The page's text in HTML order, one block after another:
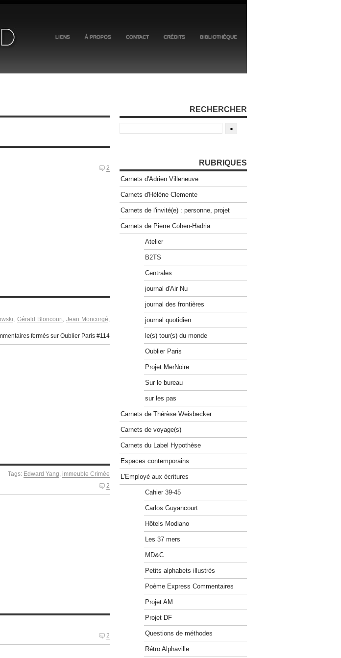
LIENS À PROPOS CONTACT CRÉDITS BIBLIOTHÈQUE
2
Gérald Bloncourt, Jean Moncorgé
fermés sur Oublier Paris #114
Tags: Edward Yang immeuble Crimée
2
2
RECHERCHER
RUBRIQUES
Carnets d'Adrien Villeneuve
Carnets d'Hélène Clemente
Carnets de l'invité(e) : personne, projet
Carnets de Pierre Cohen-Hadria
Atelier
B2TS
Centrales
journal d'Air Nu
journal des frontières
journal quotidien
le(s) tour(s) du monde
Oublier Paris
Projet MerNoire
Sur le bureau
sur les pas
Carnets de Thérèse Weisbecker
Carnets de voyage(s)
Carnets du Label Hypothèse
Espaces contemporains
L'Employé aux écritures
Cahier 39-45
Carlos Guyancourt
Hôtels Modiano
Les 37 mers
MD&C
Petits alphabets illustrés
Poème Express Commentaires
Projet AM
Projet DF
Questions de méthodes
Rétro Alphaville